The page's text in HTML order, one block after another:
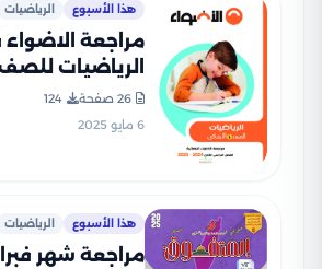
هذا الأسبوع الرياضيات
مراجعة
الرياضيات
PDF بالاجابات
26 صفحة
124
6 مايو 2025
هذا الأسبوع الرياضيات
مراجعة شهر